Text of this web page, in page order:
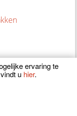
ervaring te
u hier.